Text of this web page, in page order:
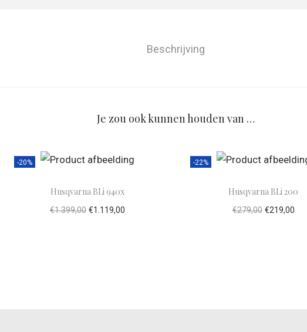
Beschrijving
Je zou ook kunnen houden van …
-20%
Husqvarna BLi 940x
€1.399,00 €1.119,00
-22%
Husqvarna BLi 200
€279,00 €219,00